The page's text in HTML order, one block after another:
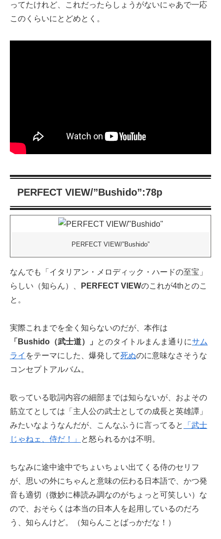
ってたけれど、これだったらしょうがないにゃあで一応
このくらいにとどめとく。
PERFECT VIEW/”Bushido”:78p
PERFECT VIEW/”Bushido”
なんでも「イタリアン・メロディック・ハードの至宝」
らしい（知らん）、
PERFECT VIEWのこれが4thとのこ
と。
実際これまでを全く知らないのだが、本作は
「Bushido（武士道）」
とのタイトルまんま通りにサム
ライ をテーマにした、爆発して死ぬのに意味なさそうな
コンセプトアルバム。
歌っている歌詞内容の細部までは知らないが、およその
筋立てとしては「主人公の武士としての成長と英雄譚」
みたいなようなんだが、こんなふうに言ってると
「武士
じゃねェ、侍だ！」
と怒られるかは不明。
ちなみに途中途中でちょいちょい出てくる侍のセリフ
が、思いの外にちゃんと意味の伝わる日本語で、かつ発
音も適切（微妙に棒読み調なのがちょっと可笑しい）な
ので、おそらくは本当の日本人を起用しているのだろ
う、知らんけど。（知らんことばっかだな！）